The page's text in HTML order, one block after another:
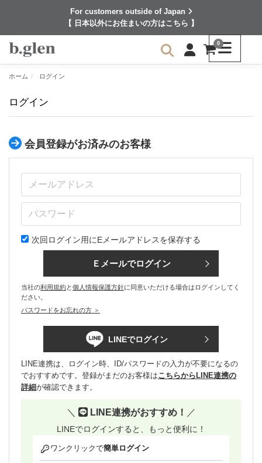
For customers outside of Japan
【 日本以外にお住まいの方はこちら 】
0
ホーム ログイン
ログイン
会員登録がお済みのお客様
次回ログイン用にEメールアドレスを保存する
Ｅメールでログイン
当社の利用規約と個人情報保護方針に同意いただける場合はログインしてく
ださい。
パスワードをお忘れの方 ＞
LINEでログイン
LINE連携は、ログイン時、ID/パスワードの入力が不要になるの
でおすすめです。登録がまだのお客様はこちらからLINE連携の
詳細が確認できます。
＼ LINE連携がおすすめ！ ／
LINEでログインすると、もっと便利に！
ワンクリックで簡単ログイン